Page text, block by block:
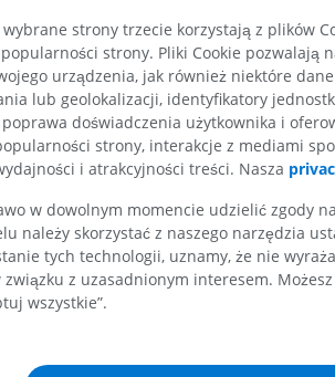
najwyższa
wewnętrzna
górna żyły szyjnej
ślimaka
dolna żyły szyjnej
górna
RM kończyny górnej
RM
PREMIUM
RM obojczyka
RM
PREMIUM
RM nadgarstka
RM
PREMIUM
wybrane strony trzecie korzystają z plików
strony. Pliki Cookie pozwalają
urządzenia, jak również niektóre
lub geolokalizacji, identyfikatory
doświadczenia użytkownika i
strony, interakcje z mediami
i atrakcyjności treści. Nasza
w dowolnym momencie udzielić zgody
należy skorzystać z naszego narzędzia
tych technologii, uznamy, że nie
związku z uzasadnionym interesem.
wszystkie”.